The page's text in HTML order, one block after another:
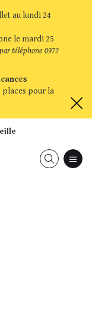
au lundi 24
le mardi 25
téléphone 0972
pour la